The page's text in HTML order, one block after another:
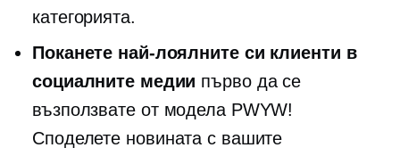
категорията.
Поканете най-лоялните си клиенти в
социалните медии първо да се
възползвате от модела PWYW!
Споделете новината с вашите